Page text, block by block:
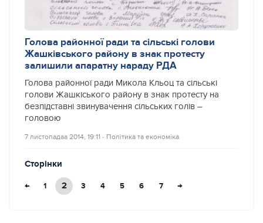
Голова районної ради та сільські голови
Жашківського району в знак протесту
залишили апаратну нараду РДА
Голова районної ради Микола Кльоц та сільські
голови Жашкіського району в знак протесту на
безпідставні звинувачення сільських голів –
головою
7 листопадаа 2014, 19:11 ‐ Політика та економіка
Сторінки
← 1 2 3 4 5 6 7 →